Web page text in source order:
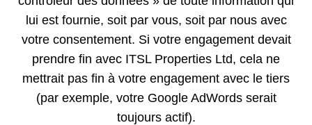
lui est fournie, soit par vous, soit par nous avec
votre consentement. Si votre engagement devait
prendre fin avec ITSL Properties Ltd, cela ne
mettrait pas fin à votre engagement avec le tiers
(par exemple, votre Google AdWords serait
toujours actif).